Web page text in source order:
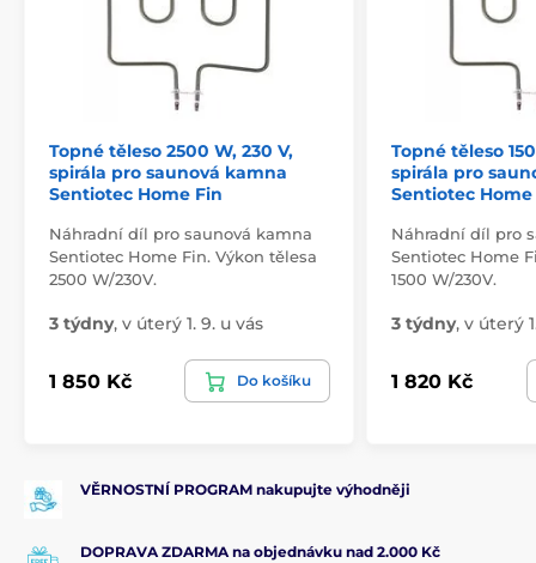
Topné těleso 2500 W, 230 V,
spirála pro saunová kamna
Sentiotec Home Fin
Náhradní díl pro saunová kamna
Sentiotec Home Fin. Výkon tělesa
2500 W/230V.
3 týdny, v úterý 1. 9. u vás
1 850 Kč Do košíku
Topné těleso
spirála pro
Sentiotec Home
Náhradní díl pro
Sentiotec Home
1500 W/230V.
3 týdny, v úterý
1 820 Kč
VĚRNOSTNÍ PROGRAM nakupujte výhodněji
DOPRAVA ZDARMA na objednávku nad 2.000 Kč